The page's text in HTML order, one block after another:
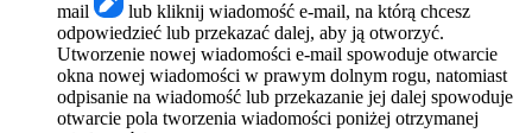
mail
lub kliknij wiadomość e-mail, na którą chcesz
odpowiedzieć lub przekazać dalej, aby ją otworzyć.
Utworzenie nowej wiadomości e-mail spowoduje otwarcie
okna nowej wiadomości w prawym dolnym rogu, natomiast
odpisanie na wiadomość lub przekazanie jej dalej spowoduje
otwarcie pola tworzenia wiadomości poniżej otrzymanej